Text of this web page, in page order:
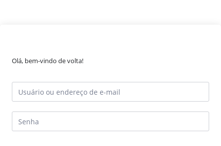
Olá, bem-vindo de volta!